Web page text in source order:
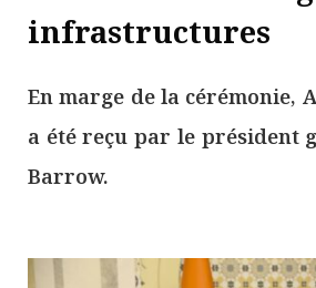
infrastructures
En marge de la cérémonie,
a été reçu par le président
Barrow.